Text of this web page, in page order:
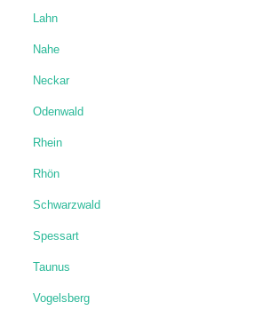
Lahn
Nahe
Neckar
Odenwald
Rhein
Rhön
Schwarzwald
Spessart
Taunus
Vogelsberg